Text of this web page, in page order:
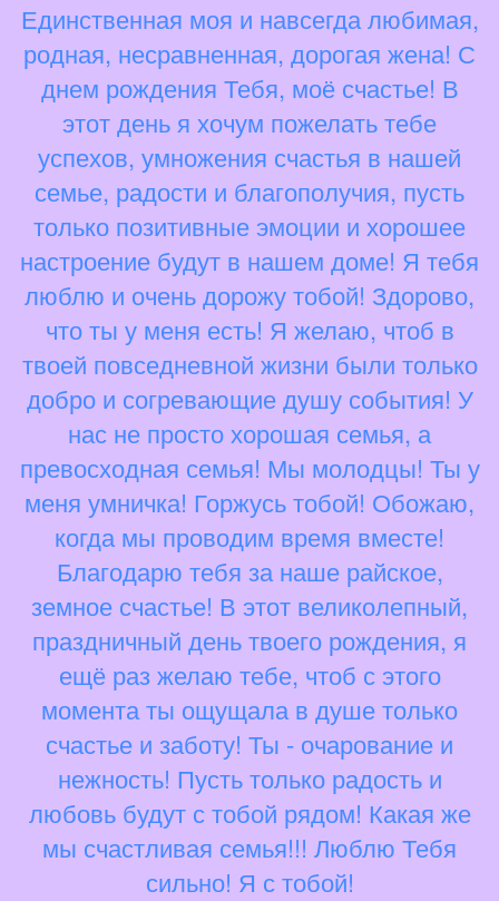
Единственная моя и навсегда любимая,
родная, несравненная, дорогая жена! С
днем рождения Тебя, моё счастье! В
этот день я хочум пожелать тебе
успехов, умножения счастья в нашей
семье, радости и благополучия, пусть
только позитивные эмоции и хорошее
настроение будут в нашем доме! Я тебя
люблю и очень дорожу тобой! Здорово,
что ты у меня есть! Я желаю, чтоб в
твоей повседневной жизни были только
добро и согревающие душу события! У
нас не просто хорошая семья, а
превосходная семья! Мы молодцы! Ты у
меня умничка! Горжусь тобой! Обожаю,
когда мы проводим время вместе!
Благодарю тебя за наше райское,
земное счастье! В этот великолепный,
праздничный день твоего рождения, я
ещё раз желаю тебе, чтоб с этого
момента ты ощущала в душе только
счастье и заботу! Ты - очарование и
нежность! Пусть только радость и
любовь будут с тобой рядом! Какая же
мы счастливая семья!!! Люблю Тебя
сильно! Я с тобой!